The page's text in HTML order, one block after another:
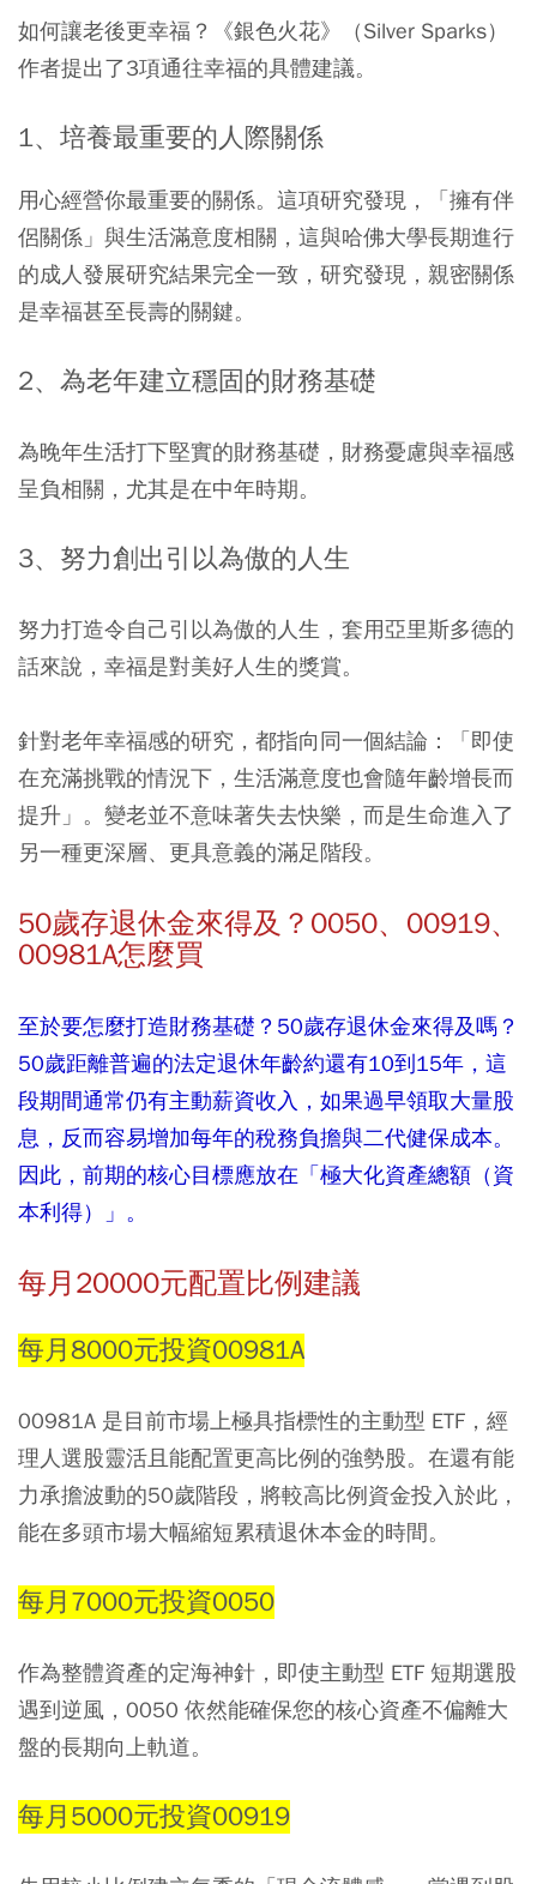
如何讓老後更幸福？《銀色火花》（Silver Sparks）
作者提出了3項通往幸福的具體建議。
1、培養最重要的人際關係
用心經營你最重要的關係。這項研究發現，「擁有伴
侶關係」與生活滿意度相關，這與哈佛大學長期進行
的成人發展研究結果完全一致，研究發現，親密關係
是幸福甚至長壽的關鍵。
2、為老年建立穩固的財務基礎
為晚年生活打下堅實的財務基礎，財務憂慮與幸福感
呈負相關，尤其是在中年時期。
3、努力創出引以為傲的人生
努力打造令自己引以為傲的人生，套用亞里斯多德的
話來說，幸福是對美好人生的獎賞。
針對老年幸福感的研究，都指向同一個結論：「即使
在充滿挑戰的情況下，生活滿意度也會隨年齡增長而
提升」。變老並不意味著失去快樂，而是生命進入了
另一種更深層、更具意義的滿足階段。
50歲存退休金來得及？0050、00919、
00981A怎麼買
至於要怎麼打造財務基礎？50歲存退休金來得及嗎？
50歲距離普遍的法定退休年齡約還有10到15年，這
段期間通常仍有主動薪資收入，如果過早領取大量股
息，反而容易增加每年的稅務負擔與二代健保成本。
因此，前期的核心目標應放在「極大化資產總額（資
本利得）」。
每月20000元配置比例建議
每月8000元投資00981A
00981A 是目前市場上極具指標性的主動型 ETF，經
理人選股靈活且能配置更高比例的強勢股。在還有能
力承擔波動的50歲階段，將較高比例資金投入於此，
能在多頭市場大幅縮短累積退休本金的時間。
每月7000元投資0050
作為整體資產的定海神針，即使主動型 ETF 短期選股
遇到逆風，0050 依然能確保您的核心資產不偏離大
盤的長期向上軌道。
每月5000元投資00919